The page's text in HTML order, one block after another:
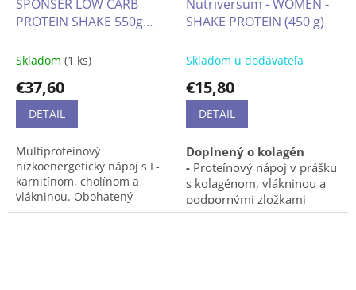
SPONSER LOW CARB
PROTEIN SHAKE 550g
nízkoenergetický šejk s L-
vlákninou nápoj
obohatený vitamínmi a
minerálmi s vysokou
biologickou hodnotou
nápoj s veľmi nízkym
obsahom laktózy
Skladom (1 ks)
€37,60
DETAIL
Multiproteínový
nízkoenergetický nápoj s L-
karnitínom, cholínom a
vlákninou. Obohatený
vitamínmi a minerálmi.
Nutriversum - WOMEN -
SHAKE PROTEIN (450 g)
Skladom u dodávateľa
€15,80
DETAIL
Doplnený o kolagén
- Proteínový nápoj v prášku
s kolagénom, vlákninou a
podpornými zložkami
stravy.